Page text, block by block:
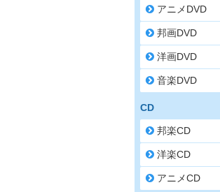
アニメDVD
邦画DVD
洋画DVD
音楽DVD
CD
邦楽CD
洋楽CD
アニメCD